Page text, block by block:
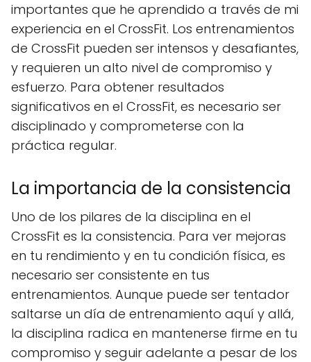
importantes que he aprendido a través de mi
experiencia en el CrossFit. Los entrenamientos
de CrossFit pueden ser intensos y desafiantes,
y requieren un alto nivel de compromiso y
esfuerzo. Para obtener resultados
significativos en el CrossFit, es necesario ser
disciplinado y comprometerse con la
práctica regular.
La importancia de la consistencia
Uno de los pilares de la disciplina en el
CrossFit es la consistencia. Para ver mejoras
en tu rendimiento y en tu condición física, es
necesario ser consistente en tus
entrenamientos. Aunque puede ser tentador
saltarse un día de entrenamiento aquí y allá,
la disciplina radica en mantenerse firme en tu
compromiso y seguir adelante a pesar de los